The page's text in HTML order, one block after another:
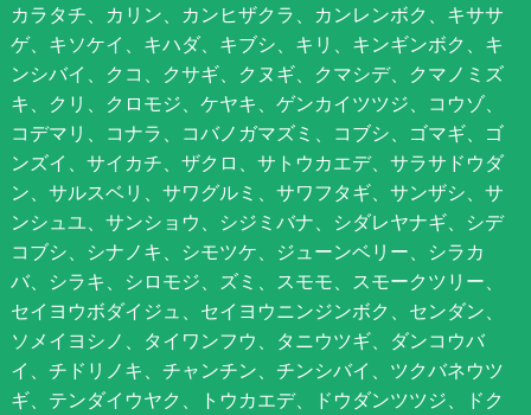
カラタチ、カリン、カンヒザクラ、カンレンボク、キササ
ゲ、キソケイ、キハダ、キブシ、キリ、キンギンボク、キ
ンシバイ、クコ、クサギ、クヌギ、クマシデ、クマノミズ
キ、クリ、クロモジ、ケヤキ、ゲンカイツツジ、コウゾ、
コデマリ、コナラ、コバノガマズミ、コブシ、ゴマギ、ゴ
ンズイ、サイカチ、ザクロ、サトウカエデ、サラサドウダ
ン、サルスベリ、サワグルミ、サワフタギ、サンザシ、サ
ンシュユ、サンショウ、シジミバナ、シダレヤナギ、シデ
コブシ、シナノキ、シモツケ、ジューンベリー、シラカ
バ、シラキ、シロモジ、ズミ、スモモ、スモークツリー、
セイヨウボダイジュ、セイヨウニンジンボク、センダン、
ソメイヨシノ、タイワンフウ、タニウツギ、ダンコウバ
イ、チドリノキ、チャンチン、チンシバイ、ツクバネウツ
ギ、テンダイウヤク、トウカエデ、ドウダンツツジ、ドク